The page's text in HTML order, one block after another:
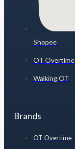
Shopee
OT Overtime
Walking OT
Brands
OT Overtime